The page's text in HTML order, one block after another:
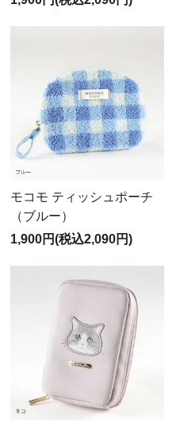
モコモ ティッシュポーチ
（ブルー）
1,900円(税込2,090円)